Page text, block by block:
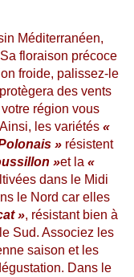
Méditerranéen,
floraison précoce
froide, palissez-le
des vents
région vous
les variétés «
»résistent
»et la «
dans le Midi
le Nord car elles
», résistant bien à
Sud. Associez les
saison et les
Dans le